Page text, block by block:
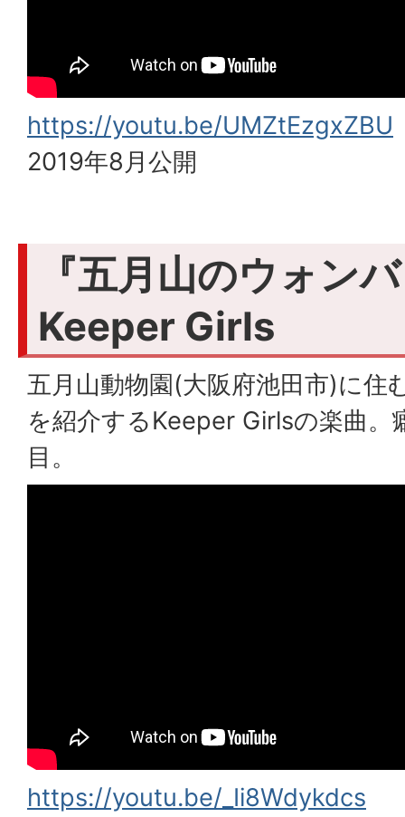
https://youtu.be/UMZtEzgxZBU
2019年8月公開
『五月山のウォン
Keeper Girls
五月山動物園(大阪府池田市)に住
を紹介するKeeper Girlsの楽曲。
目。
https://youtu.be/_Ii8Wdykdcs